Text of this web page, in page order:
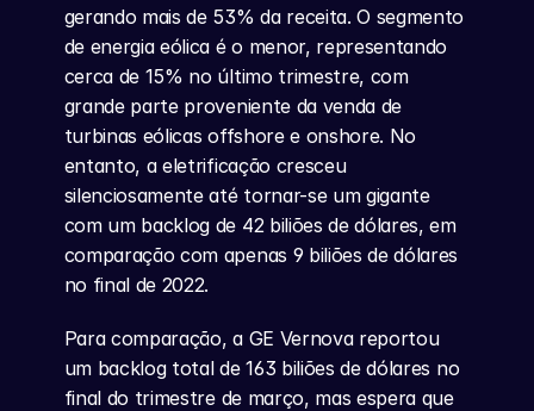
gerando mais de 53% da receita. O segmento
de energia eólica é o menor, representando
cerca de 15% no último trimestre, com
grande parte proveniente da venda de
turbinas eólicas offshore e onshore. No
entanto, a eletrificação cresceu
silenciosamente até tornar-se um gigante
com um backlog de 42 biliões de dólares, em
comparação com apenas 9 biliões de dólares
no final de 2022.
Para comparação, a GE Vernova reportou
um backlog total de 163 biliões de dólares no
final do trimestre de março, mas espera que